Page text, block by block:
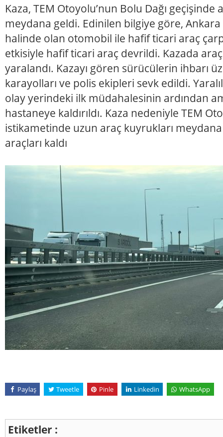
Kaza, TEM Otoyolu’nun Bolu Dağı
meydana geldi. Edinilen bilgiye göre,
halinde olan otomobil ile hafif ticari araç
etkisiyle hafif ticari araç devrildi. Kazada
yaralandı. Kazayı gören sürücülerin ihbarı
karayolları ve polis ekipleri sevk edildi.
olay yerindeki ilk müdahalesinin ardından
hastaneye kaldırıldı. Kaza nedeniyle TEM
istikametinde uzun araç kuyrukları
araçları kaldı
Paylaş Tweetle Pinle Linkedin WhatsApp
Etiketler :